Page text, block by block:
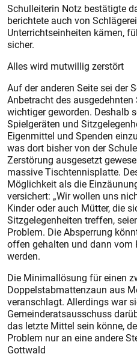
Schulleiterin Notz bestätigte
berichtete auch von
Unterrichtseinheiten kämen,
sicher.
Alles wird mutwillig zerstört
Auf der anderen Seite sei der
Anbetracht des
wichtiger geworden. Deshalb
Spielgeräten und
Eigenmittel und Spenden
was dort bisher von der
Zerstörung ausgesetzt
massive Tischtennisplatte.
Möglichkeit als die
versichert: „Wir wollen uns
Kinder oder auch Mütter, die
Sitzgelegenheiten treffen,
Problem. Die Absperrung
offen gehalten und dann vom
werden.
Die Minimallösung für einen
Doppelstabmattenzaun aus
veranschlagt. Allerdings war
Gemeinderatsausschuss
das letzte Mittel sein könne,
Problem nur an eine andere
Gottwald